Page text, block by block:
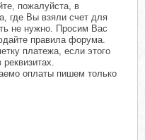
пожалуйста, в
где Вы взяли счет для
не нужно. Просим Вас
правила форума.
платежа, если этого
оплаты пишем только